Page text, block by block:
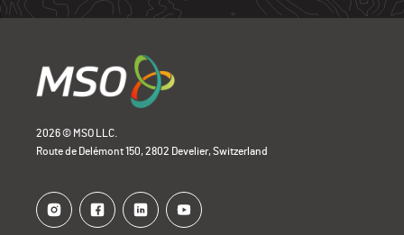
2026 © MSO LLC.
Route de Delémont 150, 2802 Develier, Switzerland